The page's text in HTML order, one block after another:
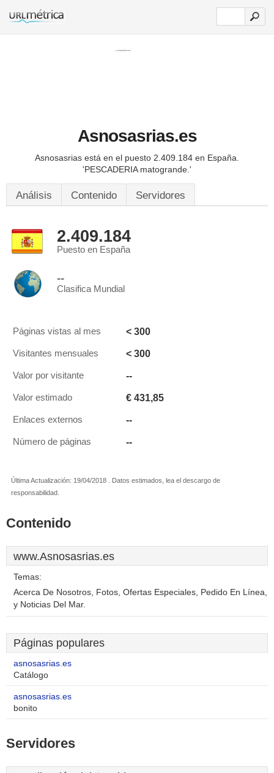
Asnosasrias.es
Asnosasrias está en el puesto 2.409.184 en España.
'PESCADERIA matogrande.'
Análisis Contenido Servidores
2.409.184
Puesto en España
--
Clasifica Mundial
Páginas vistas al mes < 300
Visitantes mensuales < 300
Valor por visitante --
Valor estimado € 431,85
Enlaces externos --
Número de páginas --
Última Actualización: 19/04/2018 . Datos estimados, lea el descargo de
responsabilidad.
Contenido
www.Asnosasrias.es
Temas:
Acerca De Nosotros, Fotos, Ofertas Especiales, Pedido En Línea,
y Noticias Del Mar.
Páginas populares
asnosasrias.es
Catálogo
asnosasrias.es
bonito
Servidores